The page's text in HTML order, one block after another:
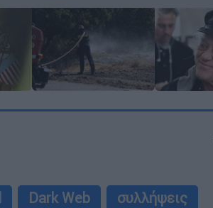
Dark Web συλλήψεις